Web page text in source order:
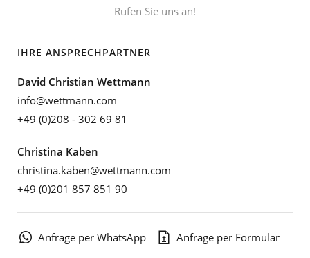
Rufen Sie uns an!
IHRE ANSPRECHPARTNER
David Christian Wettmann
info@wettmann.com
+49 (0)208 - 302 69 81
Christina Kaben
christina.kaben@wettmann.com
+49 (0)201 857 851 90
Anfrage per WhatsApp Anfrage per Formular